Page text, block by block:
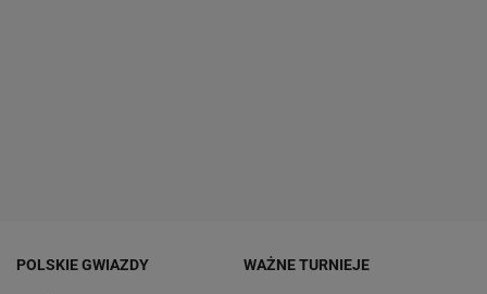
POLSKIE GWIAZDY WAŻNE TURNIEJE